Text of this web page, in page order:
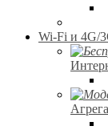
Wi-Fi и 4G/